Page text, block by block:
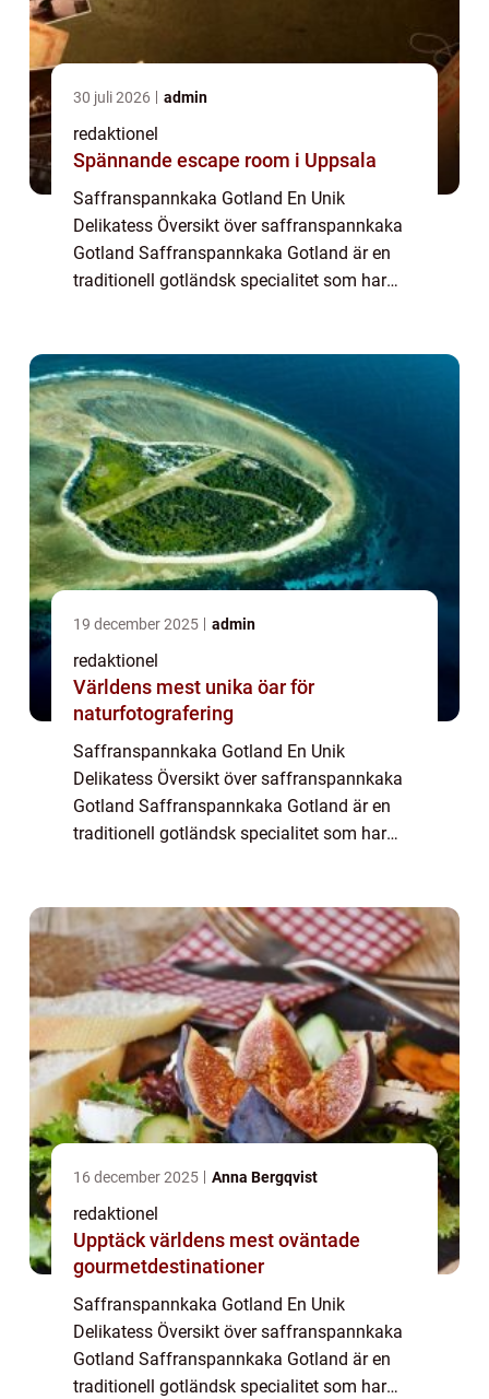
30 juli 2026 admin
redaktionel
Spännande escape room i Uppsala
Saffranspannkaka Gotland En Unik
Delikatess Översikt över saffranspannkaka
Gotland Saffranspannkaka Gotland är en
traditionell gotländsk specialitet som har
kombine...
19 december 2025 admin
redaktionel
Världens mest unika öar för
naturfotografering
Saffranspannkaka Gotland En Unik
Delikatess Översikt över saffranspannkaka
Gotland Saffranspannkaka Gotland är en
traditionell gotländsk specialitet som har
kombine...
16 december 2025 Anna Bergqvist
redaktionel
Upptäck världens mest oväntade
gourmetdestinationer
Saffranspannkaka Gotland En Unik
Delikatess Översikt över saffranspannkaka
Gotland Saffranspannkaka Gotland är en
traditionell gotländsk specialitet som har